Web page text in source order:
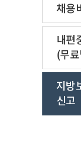
채용
내편
(무
지방
신고